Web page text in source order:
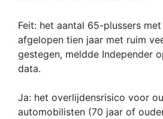
Feit: het aantal 65-plussers
afgelopen tien jaar met ruim
gestegen, meldde Independer
data.
Ja: het overlijdensrisico voor
automobilisten (70 jaar of